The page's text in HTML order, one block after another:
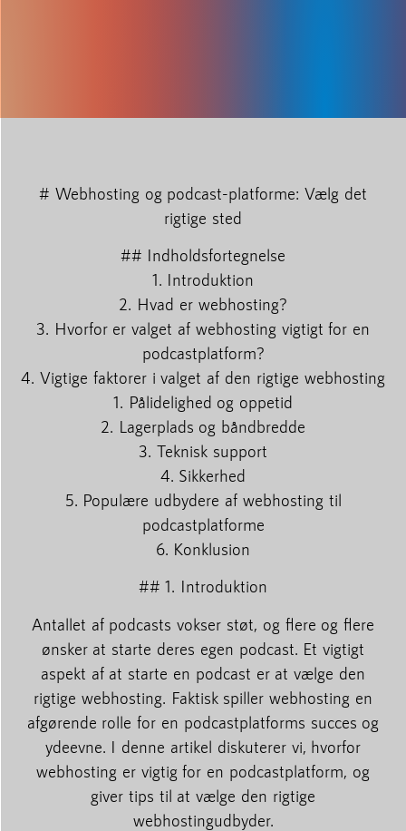
# Webhosting og podcast-platforme: Vælg det
rigtige sted
## Indholdsfortegnelse
1. Introduktion
2. Hvad er webhosting?
3. Hvorfor er valget af webhosting vigtigt for en
podcastplatform?
4. Vigtige faktorer i valget af den rigtige webhosting
1. Pålidelighed og oppetid
2. Lagerplads og båndbredde
3. Teknisk support
4. Sikkerhed
5. Populære udbydere af webhosting til
podcastplatforme
6. Konklusion
## 1. Introduktion
Antallet af podcasts vokser støt, og flere og flere
ønsker at starte deres egen podcast. Et vigtigt
aspekt af at starte en podcast er at vælge den
rigtige webhosting. Faktisk spiller webhosting en
afgørende rolle for en podcastplatforms succes og
ydeevne. I denne artikel diskuterer vi, hvorfor
webhosting er vigtig for en podcastplatform, og
giver tips til at vælge den rigtige
webhostingudbyder.